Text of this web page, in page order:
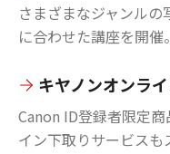
さまざまなジャンル
に合わせた講座を開催。
キヤノンオンラ
Canon ID登録者限定
イン下取りサービスも